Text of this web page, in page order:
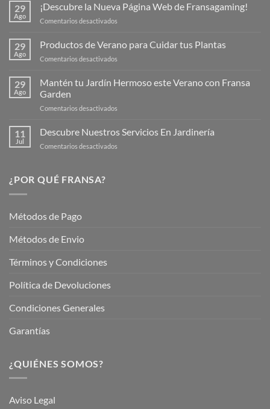
29
Ago
¡Descubre la Nueva Página Web de Fransagaming!
Comentarios desactivados
Nueva
de
29
Ago
Productos de Verano para Cuidar tus Plantas
Comentarios desactivados
de
Plantas
29
Ago
Mantén tu Jardín Hermoso este Verano con Fransa
Garden
Comentarios desactivados
tu
11
Jul
Descubre Nuestros Servicios En Jardinería
Comentarios desactivados
¿POR QUÉ FRANSA?
Métodos de Pago
Métodos de Envio
Términos y Condiciones
Política de Devoluciones
Condiciones Generales
Garantías
¿QUIÉNES SOMOS?
Aviso Legal